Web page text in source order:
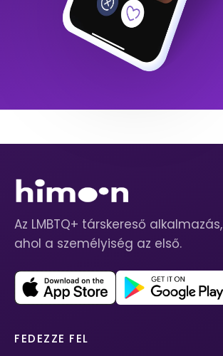
Az LMBTQ+ társkereső alkalmazás,
ahol a személyiség az első.
FEDEZZE FEL